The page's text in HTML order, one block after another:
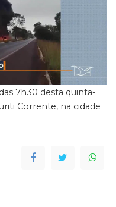
7h30 desta quinta-
Corrente, na cidade